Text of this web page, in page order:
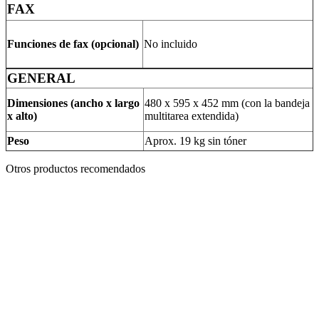
FAX
Funciones de fax (opcional) No incluido
GENERAL
Dimensiones (ancho x largo
x alto)
480 x 595 x 452 mm (con la bandeja
multitarea extendida)
Peso Aprox. 19 kg sin tóner
Otros productos recomendados